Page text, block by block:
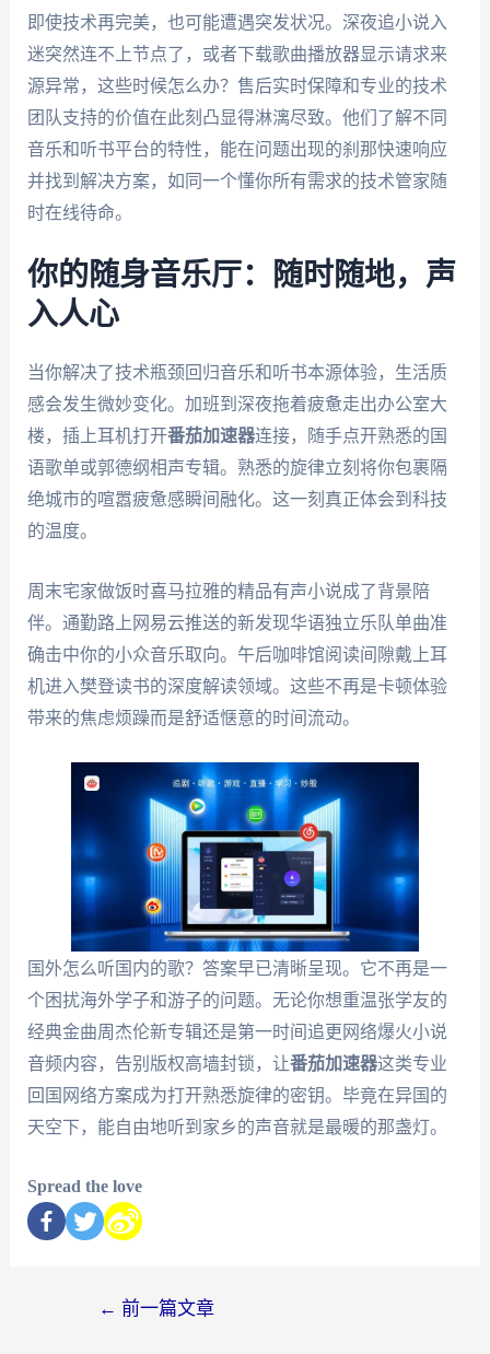
即使技术再完美，也可能遭遇突发状况。深夜追小说入
迷突然连不上节点了，或者下载歌曲播放器显示请求来
源异常，这些时候怎么办？售后实时保障和专业的技术
团队支持的价值在此刻凸显得淋漓尽致。他们了解不同
音乐和听书平台的特性，能在问题出现的刹那快速响应
并找到解决方案，如同一个懂你所有需求的技术管家随
时在线待命。
你的随身音乐厅：随时随地，声
入人心
当你解决了技术瓶颈回归音乐和听书本源体验，生活质
感会发生微妙变化。加班到深夜拖着疲惫走出办公室大
楼，插上耳机打开番茄加速器连接，随手点开熟悉的国
语歌单或郭德纲相声专辑。熟悉的旋律立刻将你包裹隔
绝城市的喧嚣疲惫感瞬间融化。这一刻真正体会到科技
的温度。
周末宅家做饭时喜马拉雅的精品有声小说成了背景陪
伴。通勤路上网易云推送的新发现华语独立乐队单曲准
确击中你的小众音乐取向。午后咖啡馆阅读间隙戴上耳
机进入樊登读书的深度解读领域。这些不再是卡顿体验
带来的焦虑烦躁而是舒适惬意的时间流动。
国外怎么听国内的歌？答案早已清晰呈现。它不再是一
个困扰海外学子和游子的问题。无论你想重温张学友的
经典金曲周杰伦新专辑还是第一时间追更网络爆火小说
音频内容，告别版权高墙封锁，让番茄加速器这类专业
回国网络方案成为打开熟悉旋律的密钥。毕竟在异国的
天空下，能自由地听到家乡的声音就是最暖的那盏灯。
Spread the love
← 前一篇文章